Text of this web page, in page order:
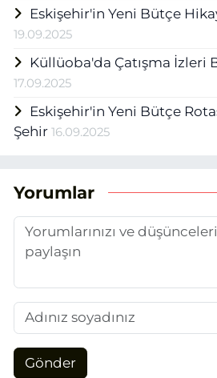
Eskişehir'in Yeni Bütçe
19.09.2025
Küllüoba'da Çatışma İzleri
17.09.2025
Eskişehir'in Yeni Bütçe
Şehir 16.09.2025
Yorumlar
Gönder